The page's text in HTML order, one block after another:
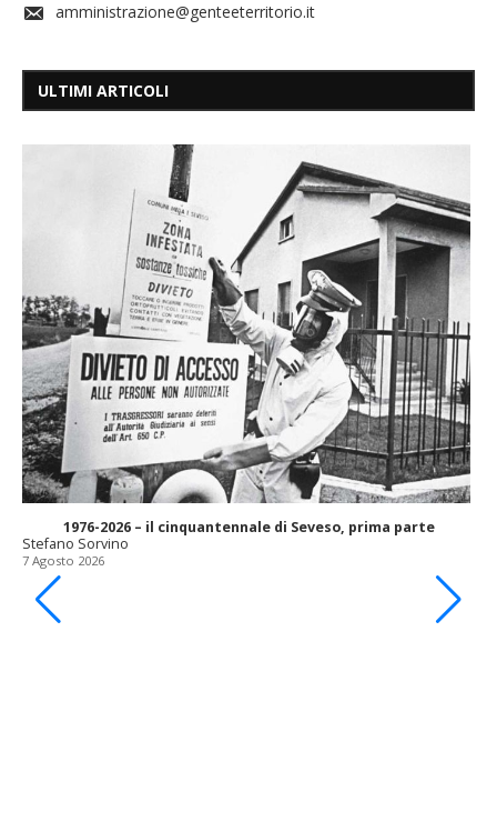
amministrazione@genteeterritorio.it
ULTIMI ARTICOLI
1976-2026 – il cinquantennale di Seveso, prima parte
Stefano Sorvino
7 Agosto 2026